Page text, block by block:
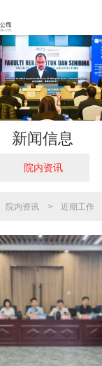
新闻信息
院内资讯
院内资讯 > 近期工作